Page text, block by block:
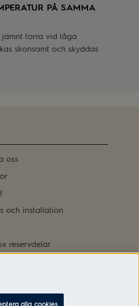
PÅ SAMMA
jämnt torra vid låga
skonsamt och skyddas
oss
och installation
reservdelar
alla cookies